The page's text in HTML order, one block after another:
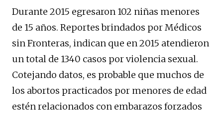
Durante 2015 egresaron 102 niñas menores
de 15 años. Reportes brindados por Médicos
sin Fronteras, indican que en 2015 atendieron
un total de 1340 casos por violencia sexual.
Cotejando datos, es probable que muchos de
los abortos practicados por menores de edad
estén relacionados con embarazos forzados